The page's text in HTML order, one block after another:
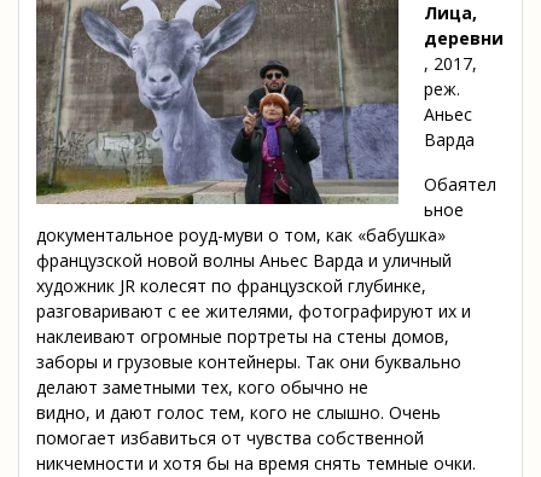
Лица,
деревни
, 2017,
реж.
Аньес
Варда
Обаятел
ьное
документальное роуд-муви о том, как «бабушка»
французской новой волны Аньес Варда и уличный
художник JR колесят по французской глубинке,
разговаривают с ее жителями, фотографируют их и
наклеивают огромные портреты на стены домов,
заборы и грузовые контейнеры. Так они буквально
делают заметными тех, кого обычно не
видно, и дают голос тем, кого не слышно. Очень
помогает избавиться от чувства собственной
никчемности и хотя бы на время снять темные очки.